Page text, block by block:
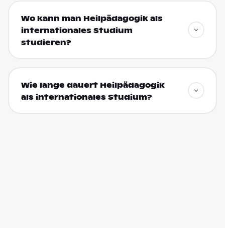
Wo kann man Heilpädagogik als
internationales Studium
studieren?
Wie lange dauert Heilpädagogik
als internationales Studium?